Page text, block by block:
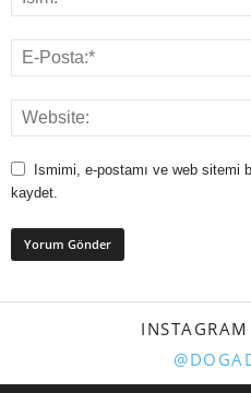
Ismimi, e-postamı ve web sitemi
kaydet.